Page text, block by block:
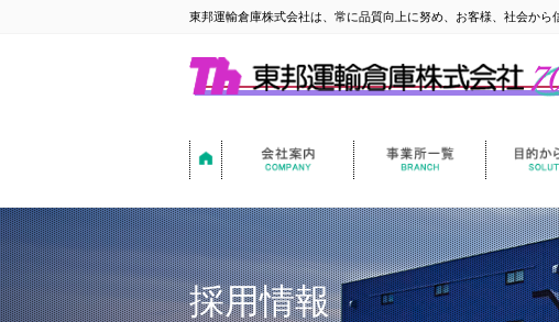
東邦運輸倉庫株式会社は、常に品質向上に努め、お客様、社会から
採用情報